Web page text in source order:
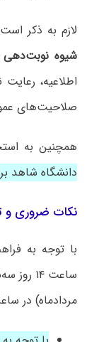
لازم به ذکر
شیوه نوبت‌دهی
اطلاعیه،
صلاحیت‌های
همچنین به
دانشگاه شاهد
نکات ضروری و
مردادماه) در